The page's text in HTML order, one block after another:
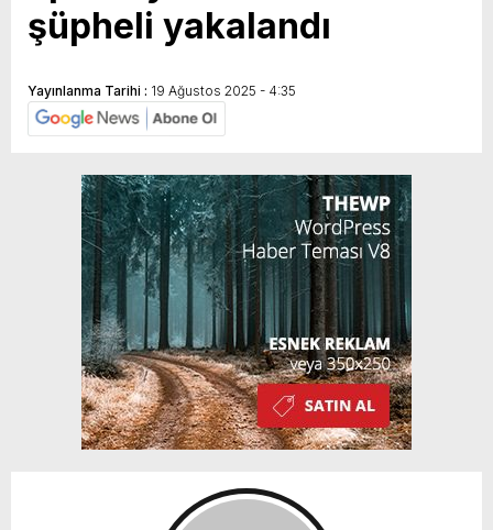
şüpheli yakalandı
Yayınlanma Tarihi : 19 Ağustos 2025 - 4:35